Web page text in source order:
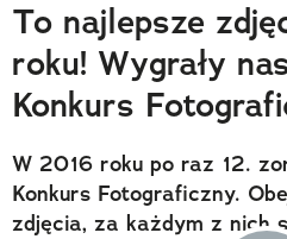
Trendbook Podróżniczy
Polecane
To najlepsze
roku! Wygrały
Konkurs
W 2016 roku po raz 12.
Konkurs Fotograficzny.
zdjęcia, za każdym z nich